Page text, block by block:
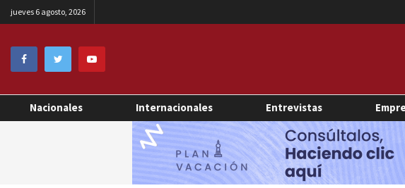
jueves 6 agosto, 2026
Nacionales Internacionales Entrevistas